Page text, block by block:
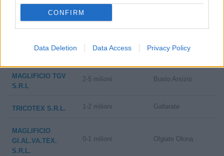
CONFIRM
Data Deletion Data Access Privacy Policy
0-1 milioni Cassano Magnago
CUCCHETTI
MAGLIFICIO TGV
S.R.L
2-5 milioni Busto Arsizio
TRICOTEX S.R.L. 1-2 milioni Gallarate
MAGLIFICIO
GI.AL.VA.TEX.
S.R.L.
0-1 milioni Olgiate Olona